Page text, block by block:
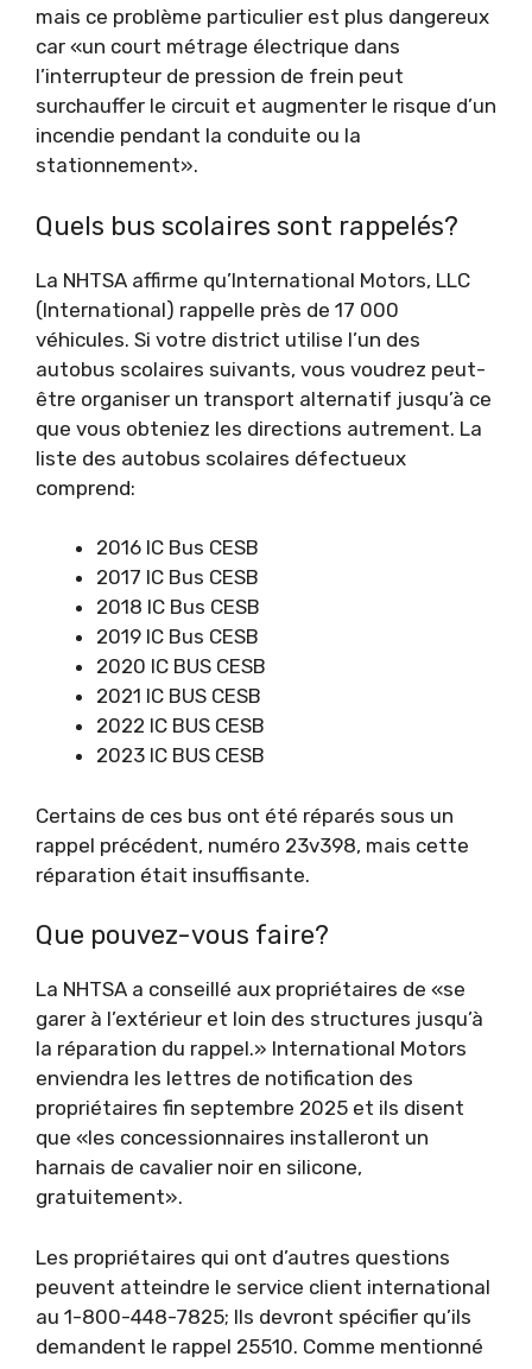
mais ce problème particulier est plus dangereux
car «un court métrage électrique dans
l’interrupteur de pression de frein peut
surchauffer le circuit et augmenter le risque d’un
incendie pendant la conduite ou la
stationnement».
Quels bus scolaires sont rappelés?
La NHTSA affirme qu’International Motors, LLC
(International) rappelle près de 17 000
véhicules. Si votre district utilise l’un des
autobus scolaires suivants, vous voudrez peut-
être organiser un transport alternatif jusqu’à ce
que vous obteniez les directions autrement. La
liste des autobus scolaires défectueux
comprend:
2016 IC Bus CESB
2017 IC Bus CESB
2018 IC Bus CESB
2019 IC Bus CESB
2020 IC BUS CESB
2021 IC BUS CESB
2022 IC BUS CESB
2023 IC BUS CESB
Certains de ces bus ont été réparés sous un
rappel précédent, numéro 23v398, mais cette
réparation était insuffisante.
Que pouvez-vous faire?
La NHTSA a conseillé aux propriétaires de «se
garer à l’extérieur et loin des structures jusqu’à
la réparation du rappel.» International Motors
enviendra les lettres de notification des
propriétaires fin septembre 2025 et ils disent
que «les concessionnaires installeront un
harnais de cavalier noir en silicone,
gratuitement».
Les propriétaires qui ont d’autres questions
peuvent atteindre le service client international
au 1-800-448-7825; Ils devront spécifier qu’ils
demandent le rappel 25510. Comme mentionné